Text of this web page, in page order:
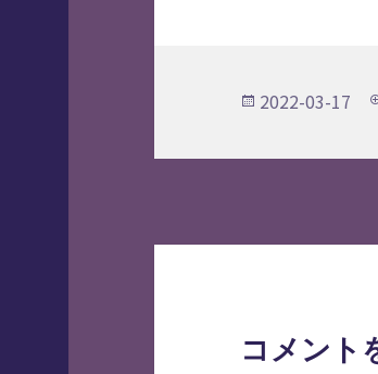
投
日:
2022-03-17
コメント